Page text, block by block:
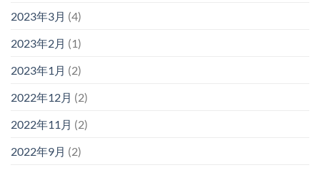
2023年3月 (4)
2023年2月 (1)
2023年1月 (2)
2022年12月 (2)
2022年11月 (2)
2022年9月 (2)